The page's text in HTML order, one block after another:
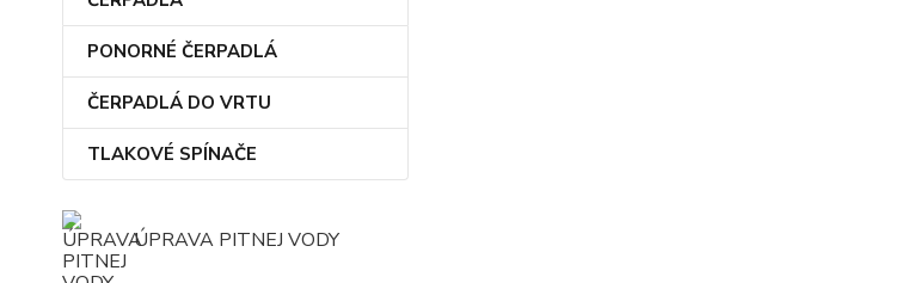
PONORNÉ ČERPADLÁ
ČERPADLÁ DO VRTU
TLAKOVÉ SPÍNAČE
ÚPRAVA PITNEJ VODY